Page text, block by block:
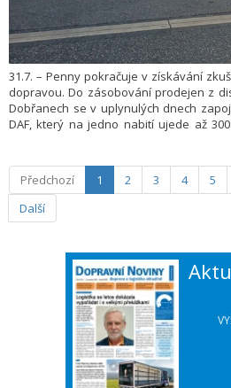
31.7. – Penny pokračuje v získávání
dopravou. Do zásobování prodejen z
Dobřanech se v uplynulých dnech
DAF, který na jedno nabití ujede až
modernizaci obchodní sítě po celé České
Předchozí 1 2 3 4 5
Další